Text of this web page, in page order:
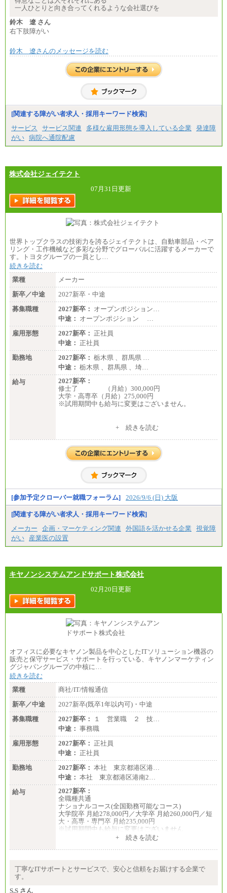
※試用期間中も給与に変更はございません
一人ひとりと向き合ってくれるような会社選びを
鈴木 遼 さん
右下肢障がい
鈴木 遼さんのメッセージを読む
[関連する障がい者求人・採用キーワード検索]
サービス
サービス関連 多様な雇用形態を導入している企業
発達障
がい 病院へ通院配慮
株式会社ジェイテクト
07月31日更新
世界トップクラスの技術力を誇るジェイテクトは、自動車部品・ベア
リング・工作機械など多彩な分野でグローバルに活躍するメーカーで
す。トヨタグループの一員とし…
続きを読む
業種
メーカー
新卒／中途
2027新卒・中途
募集職種
2027新卒： オープンポジション…
中途： オープンポジション …
雇用形態
2027新卒： 正社員
中途： 正社員
勤務地
2027新卒： 栃木県 、群馬県 …
中途： 栃木県 、群馬県 、埼…
給与
2027新卒：
修士了 （月給）300,000円
大学・高専卒（月給）275,000円
※試用期間中も給与に変更はございません。
大学・高専卒（月給）275,000円
※試用期間中も給与に変更はございません。
+ 続きを読む
[参加予定クローバー就職フォーラム] 2026/9/6 (日) 大阪
[関連する障がい者求人・採用キーワード検索]
メーカー
企画・マーケティング関連 外国語を活かせる企業
視覚障
がい
産業医の設置
キヤノンシステムアンドサポート株式会社
02月20日更新
オフィスに必要なキヤノン製品を中心としたITソリューション機器の
販売と保守サービス・サポートを行っている、キヤノンマーケティン
グジャパングループの中核に…
続きを読む
業種
商社/IT/情報通信
新卒／中途
2027新卒(既卒1年以内可)・中途
募集職種
2027新卒：
１ 営業職 ２ 技…
中途： 事務職
雇用形態
2027新卒： 正社員
中途： 正社員
勤務地
2027新卒： 本社 東京都港区港…
中途： 本社 東京都港区港南2…
給与
2027新卒：
全職種共通
ナショナルコース(全国勤務可能なコース)
大学院卒 月給278,000円／大学卒 月給260,000円／短
大・高専・専門卒 月給235,000円
※試用期間中も給与に変更はございません
大学院卒 月給264,000円／大学卒 月給250,000円／短
※試用期間中も給与に変更はございません
中途：
+ 続きを読む
丁寧なITサポートとサービスで、安心と信頼をお届けする企業で
す。
S.S さん